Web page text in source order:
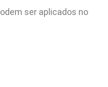
ser aplicados no